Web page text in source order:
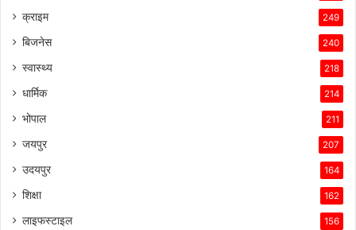
क्राइम 249
बिजनेस 240
स्वास्थ्य 218
धार्मिक 214
भोपाल 211
जयपुर 207
उदयपुर 164
शिक्षा 162
लाइफस्टाइल 156